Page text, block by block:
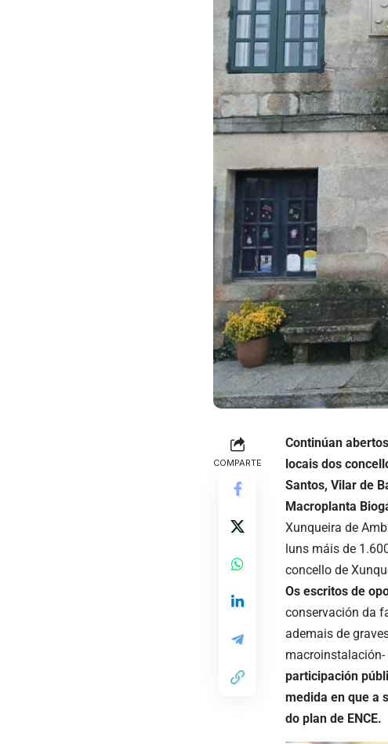
COMPARTE
Continúan
locais dos
Santos, Vilar de
Macroplanta
Xunqueira de
luns máis de
concello de
Os escritos de
conservación da
ademais de
macroinstalación-
participación
medida en que a
do plan de ENCE.